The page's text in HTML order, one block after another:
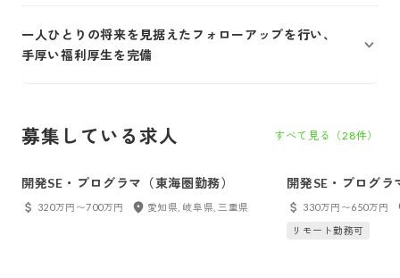
一人ひとりの将来を見据えたフォローアップを行い、
手厚い福利厚生を完備
募集している求人 すべて見る（28件）
開発SE・プログラマ（東海圏勤務）
320万円〜700万円 愛知県, 岐阜県, 三重県
開発SE・プログラ
330万円〜650万円
リモート勤務可